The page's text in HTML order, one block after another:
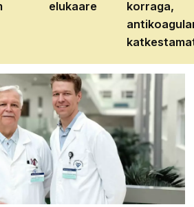
elukaare
korraga,